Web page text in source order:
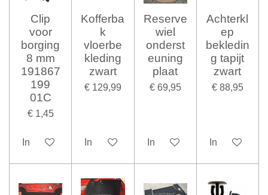
Clip
voor
borging
8 mm
191867
199
01C
€ 1,45
In winkelwagen
Kofferba
k
vloerbe
kleding
zwart
€ 129,99
In winkelwagen
Reserve
wiel
onderst
euning
plaat
€ 69,95
In winkelwagen
Achterkl
ep
bekledin
g tapijt
zwart
€ 88,95
In